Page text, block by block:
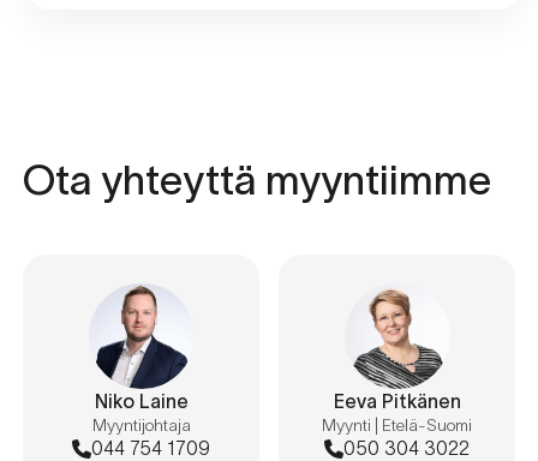
Ota yhteyttä myyntiimme
Niko Laine
Myyntijohtaja
044 754 1709
Eeva Pitkänen
Myynti | Etelä-Suomi
050 304 3022